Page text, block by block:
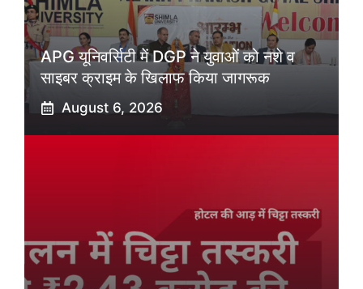
APG यूनिवर्सिटी में DGP ने युवाओं को नशे व
साइबर क्राइम के खिलाफ किया जागरूक
August 6, 2026